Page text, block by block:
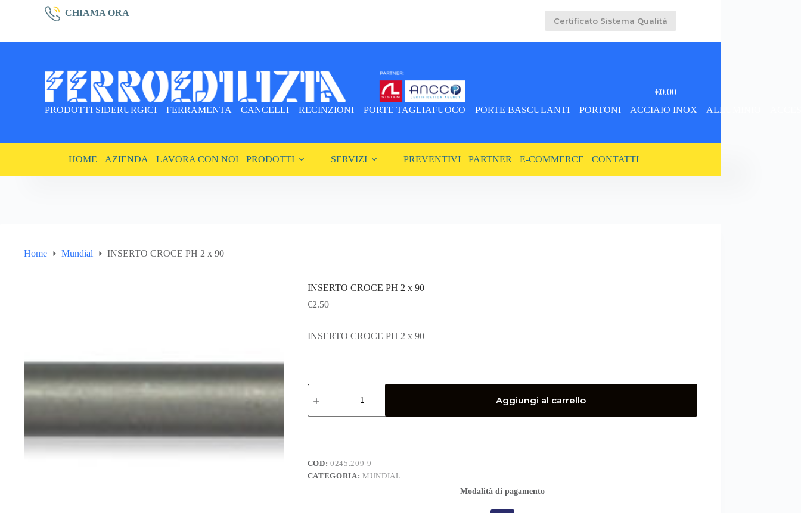
CHIAMA ORA
Certificato Sistema Qualità
PRODOTTI SIDERURGICI – FERRAMENTA – CANCELLI – RECINZIONI – PORTE TAGLIAFUOCO – PORTE BASCULANTI – PORTONI – ACCIAIO INOX – ALLUMINIO –
Carrello
€0.00
HOME AZIENDA LAVORA CON NOI PRODOTTI SERVIZI PREVENTIVI PARTNER E-COMMERCE CONTATTI
Home Mundial INSERTO CROCE PH 2 x 90
INSERTO CROCE PH 2 x 90
€2.50
INSERTO CROCE PH 2 x 90
INSERTO
CROCE
2
Aggiungi al carrello
COD:0245.209-9
CATEGORIA: MUNDIAL
Modalità di pagamento